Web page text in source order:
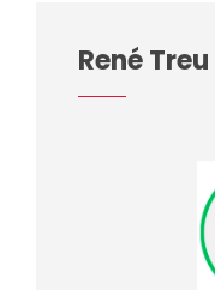
René Treu